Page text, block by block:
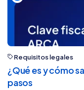
Requisitos legales
¿Qué es y cómo
pasos